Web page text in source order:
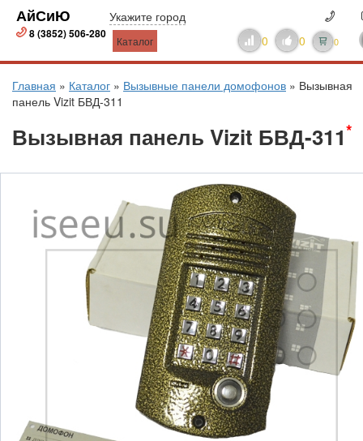
АйСиЮ
8 (3852) 506-280
Укажите город
Каталог 0 0 0
Главная » Каталог » Вызывные панели домофонов » Вызывная
панель Vizit БВД-311
Вызывная панель Vizit БВД-311*